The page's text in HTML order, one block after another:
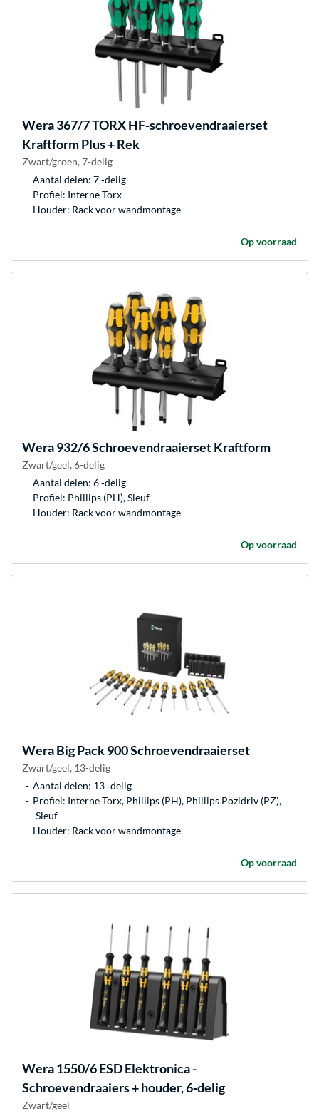
Wera367/7 TORX HF-schroevendraaierset
Kraftform Plus + Rek
Zwart/groen, 7-delig
Aantal delen: 7 ‐delig
Profiel: Interne Torx
Houder: Rack voor wandmontage
Op voorraad
Wera932/6 Schroevendraaierset Kraftform
Zwart/geel, 6-delig
Aantal delen: 6 ‐delig
Profiel: Phillips (PH), Sleuf
Houder: Rack voor wandmontage
Op voorraad
WeraBig Pack 900 Schroevendraaierset
Zwart/geel, 13-delig
Aantal delen: 13 ‐delig
Profiel: Interne Torx, Phillips (PH), Phillips Pozidriv (PZ),
Sleuf
Houder: Rack voor wandmontage
Op voorraad
Wera1550/6 ESD Elektronica -
Schroevendraaiers + houder, 6‑delig
Zwart/geel